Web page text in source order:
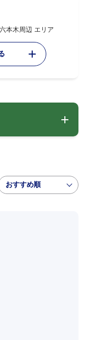
本木周辺 エリア
おすすめ順